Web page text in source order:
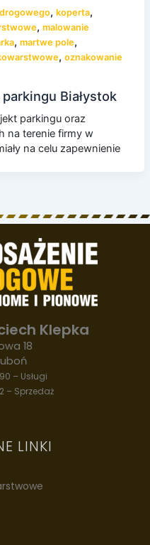
, koperta,
, malowanie
, martwe pole,
, oznakowanie
Białystok
parkingu oraz
na terenie firmy w
na celu zapewnienie
Klepka
18
– Usługi
– Sprzedaż
LINKI